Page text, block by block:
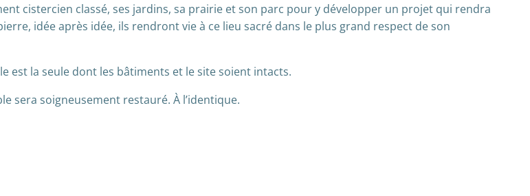
cistercien classé, ses jardins, sa prairie et son parc pour y développer un projet qui rendra
idée après idée, ils rendront vie à ce lieu sacré dans le plus grand respect de son
est la seule dont les bâtiments et le site soient intacts.
sera soigneusement restauré. À l’identique.